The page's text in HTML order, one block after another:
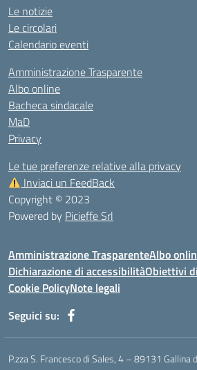
Le notizie
Le circolari
Calendario eventi
Amministrazione Trasparente
Albo online
Bacheca sindacale
MaD
Privacy
Le tue preferenze relative alla privacy
Inviaci un FeedBack
Copyright © 2023
Powered by Picieffe Srl
Amministrazione TrasparenteAlbo
Dichiarazione di accessibilitàObiettivi
Cookie PolicyNote legali
Seguici su:
P.zza S. Francesco di Sales, 4 – 89131 Gallina